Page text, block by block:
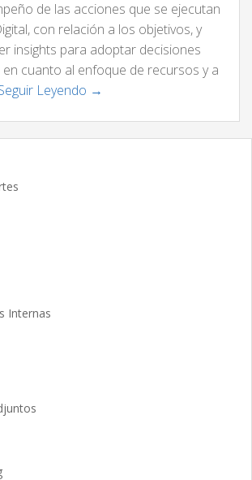
de las acciones que se ejecutan
con relación a los objetivos, y
insights para adoptar decisiones
cuanto al enfoque de recursos y a
Leyendo →
Internas